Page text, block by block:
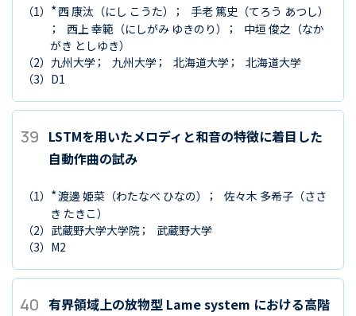
（1） *西 康汰 （にし こうた） 手老 篤史 （てろう あつし）
西上 幸範 （にしがみ ゆきのり） 中垣 俊之 （なか
がき としゆき）
（2） 九州大学 九州大学 北海道大学
北海道大学
（3） D1
39 LSTMを用いたメロディと和音の特徴に着目した
自動作曲の試み
（1） *渡邊 姫菜 （わたなべ ひなの） 佐々木 多希子 （ささ
き たきこ）
（2） 武蔵野大学大学院
武蔵野大学
（3） M2
40 有界領域上の放物型 Lame system における高階